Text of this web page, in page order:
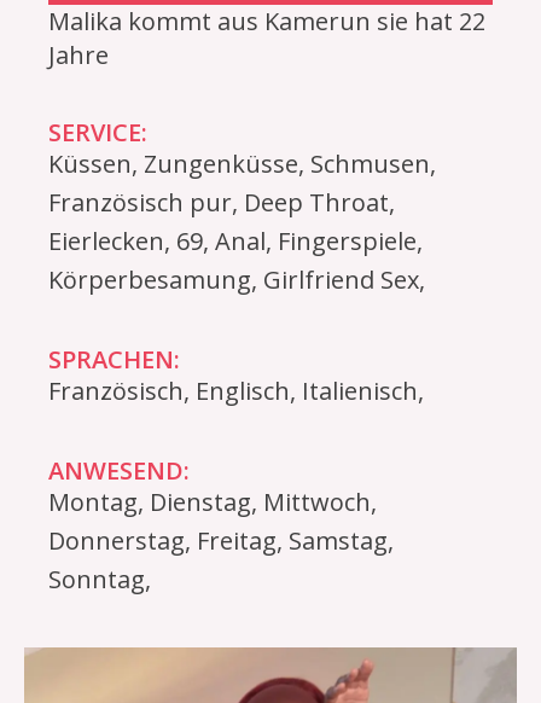
Malika kommt aus Kamerun sie hat 22
Jahre
SERVICE:
Küssen, Zungenküsse, Schmusen,
Französisch pur, Deep Throat,
Eierlecken, 69, Anal, Fingerspiele,
Körperbesamung, Girlfriend Sex,
SPRACHEN:
Französisch, Englisch, Italienisch,
ANWESEND:
Montag, Dienstag, Mittwoch,
Donnerstag, Freitag, Samstag,
Sonntag,